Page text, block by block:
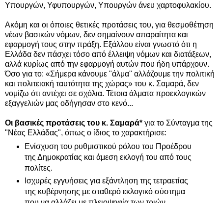
Υπουργών, Υφυπουργών, Υπουργών άνευ χαρτοφυλακίου.
Ακόμη και οι όποιες θετικές προτάσεις του, για θεσμοθέτηση
νέων βασικών νόμων, δεν σημαίνουν απαραίτητα και
εφαρμογή τους στην πράξη. Εξάλλου είναι γνωστό ότι η
Ελλάδα δεν πάσχει τόσο από έλλειψη νόμων και διατάξεων,
αλλά κυρίως από την εφαρμογή αυτών που ήδη υπάρχουν.
Όσο για το: «Σήμερα κάνουμε "άλμα" αλλάζουμε την πολιτική
και πολιτειακή ταυτότητα της χώρας» του κ. Σαμαρά, δεν
νομίζω ότι αντέχει σε σχόλια. Τέτοια άλματα προεκλογικών
εξαγγελιών μας οδήγησαν στο κενό...
Οι βασικές προτάσεις του κ. Σαμαρά* για το Σύνταγμα της
"Νέας Ελλάδας", όπως ο ίδιος το χαρακτήρισε:
Ενίσχυση του ρυθμιστικού ρόλου του Προέδρου
της Δημοκρατίας και άμεση εκλογή του από τους
πολίτες.
Ισχυρές εγγυήσεις για εξάντληση της τετραετίας
της κυβέρνησης με σταθερό εκλογικό σύστημα